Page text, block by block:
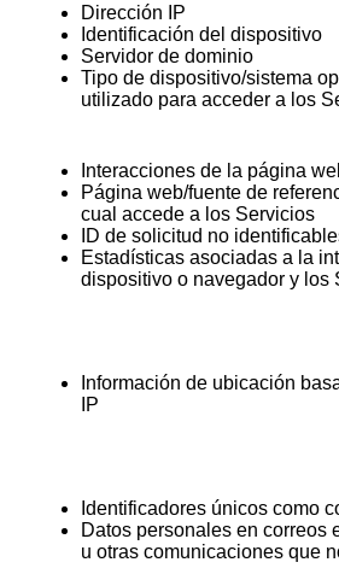
Dirección IP
Identificación del dispositivo
Servidor de dominio
Tipo de dispositivo/sistema
utilizado para acceder a los
Interacciones de la página
Página web/fuente de
cual accede a los Servicios
ID de solicitud no
Estadísticas asociadas a la
dispositivo o navegador y los
Información de ubicación
IP
Identificadores únicos como
Datos personales en correos
u otras comunicaciones que